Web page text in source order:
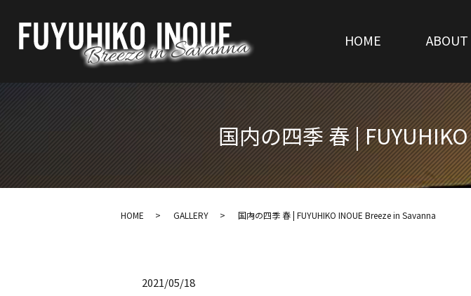
HOME ABOUT
国内の四季 春 |
HOME GALLERY 国内の四季 春 | FUYUHIKO INOUE Breeze in Savanna
2021/05/18